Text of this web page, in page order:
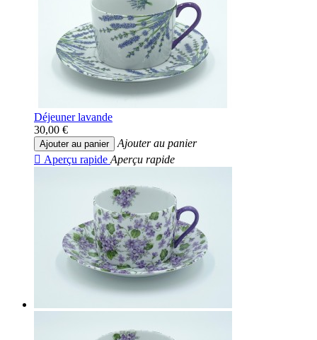
Déjeuner lavande
30,00 €
Ajouter au panier
Ajouter au panier
 Aperçu rapide Aperçu rapide